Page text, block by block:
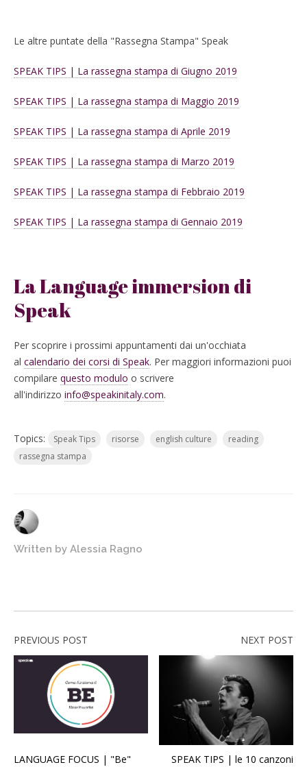
Le altre puntate della "Rassegna Stampa" Speak
SPEAK TIPS | La rassegna stampa di Giugno 2019
SPEAK TIPS | La rassegna stampa di Maggio 2019
SPEAK TIPS | La rassegna stampa di Aprile 2019
SPEAK TIPS | La rassegna stampa di Marzo 2019
SPEAK TIPS | La rassegna stampa di Febbraio 2019
SPEAK TIPS | La rassegna stampa di Gennaio 2019
La Language immersion di
Speak
Per scoprire i prossimi appuntamenti dai un'occhiata
al calendario dei corsi di Speak. Per maggiori informazioni puoi
compilare questo modulo o scrivere
all'indirizzo info@speakinitaly.com.
Topics: Speak Tips risorse english culture
reading
rassegna stampa
Written by Alessia Ragno
PREVIOUS POST
LANGUAGE FOCUS | "Be"
NEXT POST
SPEAK TIPS | le 10 canzoni